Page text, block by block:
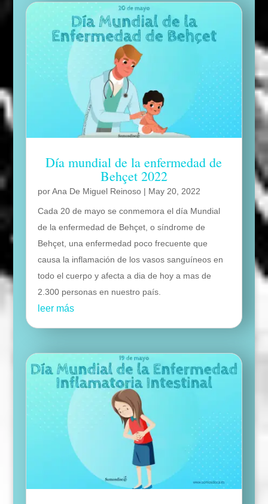
Día mundial de la enfermedad de
Behçet 2022
porAna De Miguel Reinoso| May 20, 2022
Cada 20 de mayo se conmemora el día Mundial
de la enfermedad de Behçet, o síndrome de
Behçet, una enfermedad poco frecuente que
causa la inflamación de los vasos sanguíneos en
todo el cuerpo y afecta a dia de hoy a mas de
2.300 personas en nuestro país.
leer más